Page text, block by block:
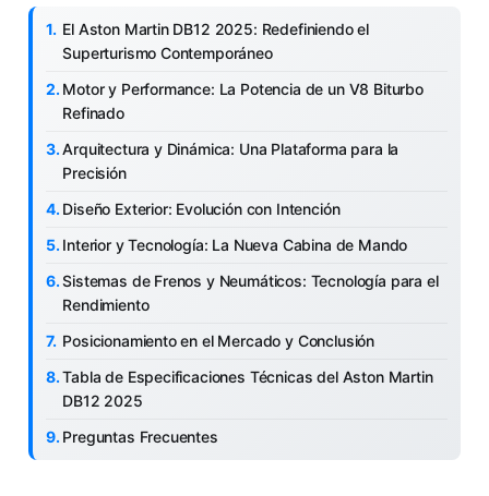
El Aston Martin DB12 2025: Redefiniendo el
Superturismo Contemporáneo
Motor y Performance: La Potencia de un V8 Biturbo
Refinado
Arquitectura y Dinámica: Una Plataforma para la
Precisión
Diseño Exterior: Evolución con Intención
Interior y Tecnología: La Nueva Cabina de Mando
Sistemas de Frenos y Neumáticos: Tecnología para el
Rendimiento
Posicionamiento en el Mercado y Conclusión
Tabla de Especificaciones Técnicas del Aston Martin
DB12 2025
Preguntas Frecuentes